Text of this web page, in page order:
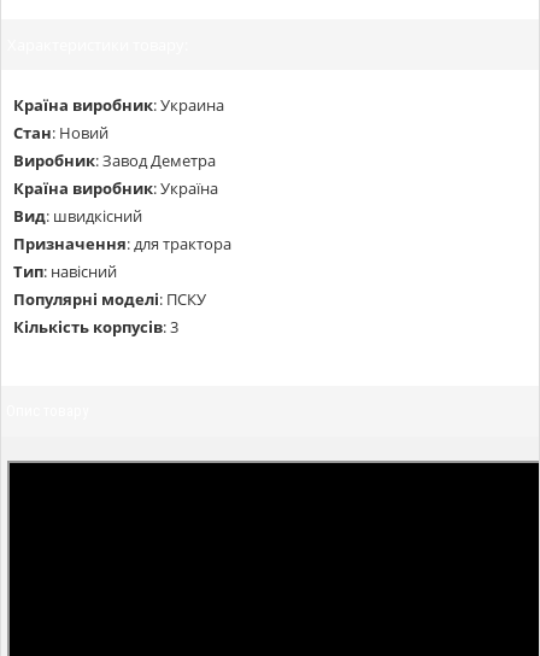
Країна виробник:Украина
Стан: Новий
Виробник:Завод Деметра
Країна виробник:Україна
Вид: швидкісний
Призначення: для трактора
Тип: навісний
Популярні моделі: ПСКУ
Кількість корпусів:3